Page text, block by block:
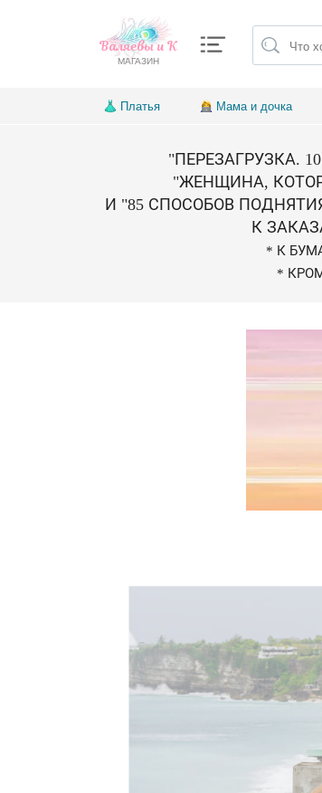
Валяевы и К
МАГАЗИН
Платья Мама и дочка
"ПЕРЕЗАГРУЗКА.
"ЖЕНЩИНА,
И "85 СПОСОБОВ
К
* К
*